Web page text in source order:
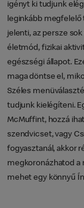
igényt ki tudjunk
leginkább
jelenti, az persze
életmód, fizikai
egészségi állapot.
maga döntse el,
Széles
tudjunk kielégíteni.
McMuffint, hozzá
szendvicset, vagy
fogyasztanál, akkor
megkoronázhatod a
mehet egy könnyű